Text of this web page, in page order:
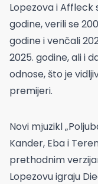
Lopezova i Affleck
godine, verili se
godine i venčali
2025. godine, ali i
odnose, što je
premijeri.
Novi mјuzikl
Kander, Eba i
prethodnim
Lopezovu igraju